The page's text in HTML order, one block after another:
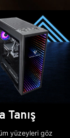
Tanış
yüzeyleri göz